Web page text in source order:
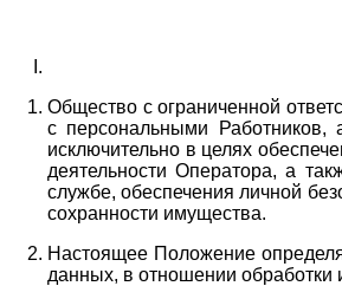
Общество с ограниченной
с персональными Работников,
исключительно в целях
деятельности Оператора,а
службе, обеспечения личной
сохранности имущества.
Настоящее Положение
данных, в отношении